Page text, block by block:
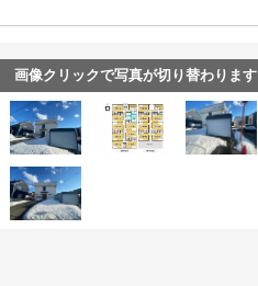
画像クリックで写真が切り替わります